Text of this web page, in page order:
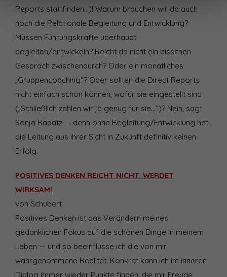
Reports stattfinden…)! Warum brauchen wir da auch
noch die Relationale Begleitung und Entwicklung?
Müssen Führungskräfte überhaupt
begleiten/entwickeln? Reicht da nicht ein bisschen
Gespräch zwischendurch? Oder ein monatliches
„Gruppencoaching“? Oder sollten die Direct Reports
nicht einfach schon können, wofür sie eingestellt sind
(„Schließlich zahlen wir ja genug für sie…“)? Nein, sagt
Sonja Radatz — denn ohne Begleitung/Entwicklung hat
die Leitung aus ihrer Sicht in Zukunft definitiv keinen
Erfolg.
POSITIVES DENKEN REICHT NICHT. WERDET
WIRKSAM!
von Schubert
Positives Denken ist das Verändern meines
gedanklichen Fokus auf die schönen Dinge in meinem
Leben — und so beeinflusse ich die von mir
wahrgenommene Realität. Konkret kann ich im inneren
Dialog immer wieder Punkte finden, die mir Freude